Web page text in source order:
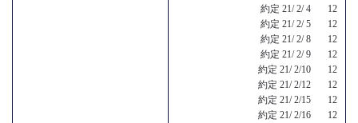
約定 21/ 2/ 4 12
約定 21/ 2/ 5 12
約定 21/ 2/ 8 12
約定 21/ 2/ 9 12
約定 21/ 2/10 12
約定 21/ 2/12 12
約定 21/ 2/15 12
約定 21/ 2/16 12